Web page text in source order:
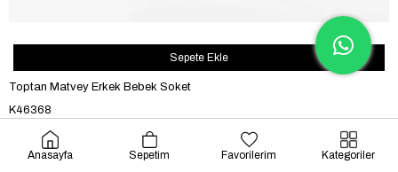
Toptan Matvey Erkek Bebek Soket
K46368
0.63$
Sepete Ekle
Anasayfa Sepetim Favorilerim Kategoriler